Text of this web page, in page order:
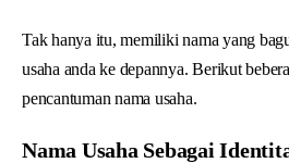
Tak hanya itu, memiliki nama yang
usaha anda ke depannya. Berikut
pencantuman nama usaha.
Nama Usaha Sebagai